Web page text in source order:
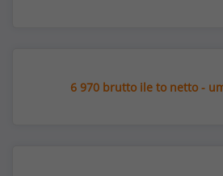
6 970 brutto ile to netto -